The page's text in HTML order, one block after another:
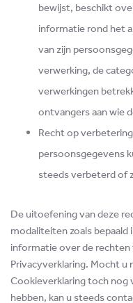
bewijst, beschikt
informatie rond het
van zijn
verwerking, de
verwerkingen
ontvangers aan wie
Recht op
persoonsgegevens
steeds verbeterd of
De uitoefening van deze
modaliteiten zoals bepaald
informatie over de rechten
Privacyverklaring. Mocht u
Cookieverklaring toch nog
hebben, kan u steeds